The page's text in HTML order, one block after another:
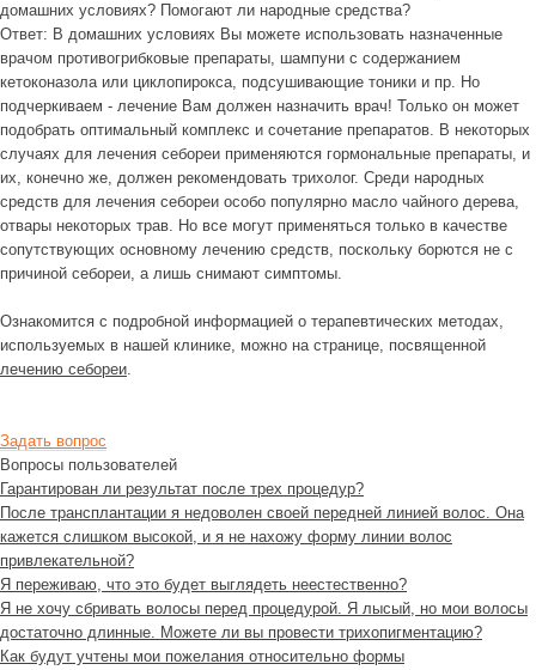
домашних условиях? Помогают ли народные средства?
Ответ: В домашних условиях Вы можете использовать назначенные
врачом противогрибковые препараты, шампуни с содержанием
кетоконазола или циклопирокса, подсушивающие тоники и пр. Но
подчеркиваем - лечение Вам должен назначить врач! Только он может
подобрать оптимальный комплекс и сочетание препаратов. В некоторых
случаях для лечения себореи применяются гормональные препараты, и
их, конечно же, должен рекомендовать трихолог. Среди народных
средств для лечения себореи особо популярно масло чайного дерева,
отвары некоторых трав. Но все могут применяться только в качестве
сопутствующих основному лечению средств, поскольку борются не с
причиной себореи, а лишь снимают симптомы.
Ознакомится с подробной информацией о терапевтических методах,
используемых в нашей клинике, можно на странице, посвященной
лечению себореи.
Задать вопрос
Вопросы пользователей
Гарантирован ли результат после трех процедур?
После трансплантации я недоволен своей передней линией волос. Она
кажется слишком высокой, и я не нахожу форму линии волос
привлекательной?
Я переживаю, что это будет выглядеть неестественно?
Я не хочу сбривать волосы перед процедурой. Я лысый, но мои волосы
достаточно длинные. Можете ли вы провести трихопигментацию?
Как будут учтены мои пожелания относительно формы